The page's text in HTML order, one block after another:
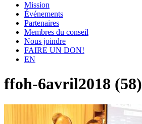
Mission
Événements
Partenaires
Membres du conseil
Nous joindre
FAIRE UN DON!
EN
ffoh-6avril2018 (58)